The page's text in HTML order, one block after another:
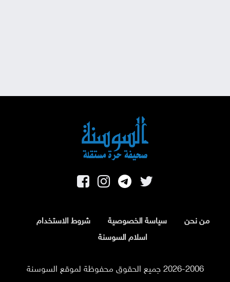
من نحن سياسة الخصوصية
شروط الاستخدام
اسلام السوسنة
2026-2006 جميع الحقوق محفوظة لموقع السوسنة